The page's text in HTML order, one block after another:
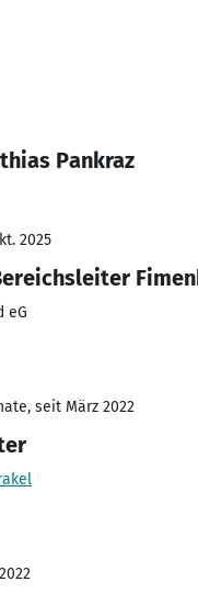
Pankraz
2025
eG
seit März 2022